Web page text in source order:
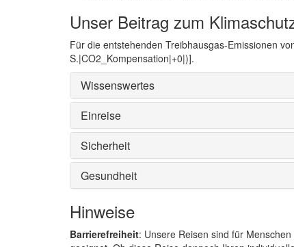
Unser Beitrag zum
Für die entstehenden Treibhausgas-Emissionen
S.|CO2_Kompensation|+0|)].
Wissenswertes
Einreise
Sicherheit
Gesundheit
Hinweise
Barrierefreiheit: Unsere Reisen sind für